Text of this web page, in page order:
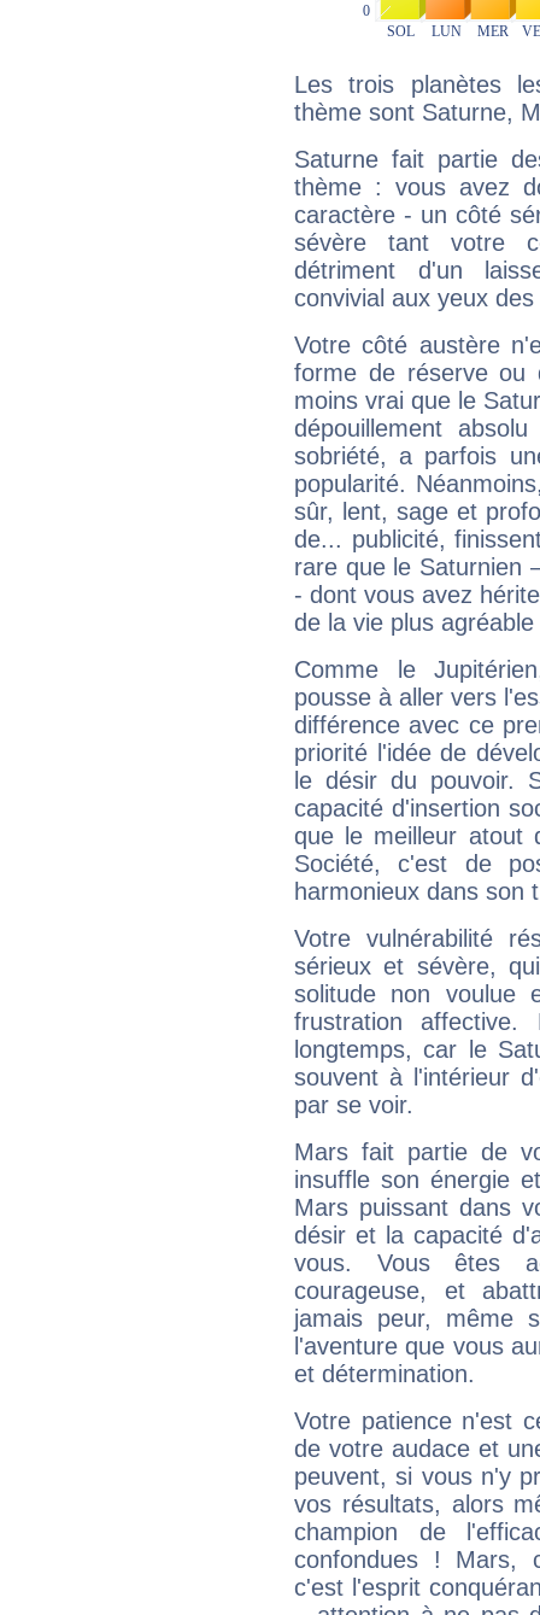
Les trois planètes
thème sont Saturne,
Saturne fait partie
thème : vous avez
caractère - un côté
sévère tant votre
détriment d'un
convivial aux yeux
Votre côté austère
forme de réserve
moins vrai que le
dépouillement
sobriété, a parfois
popularité.
sûr, lent, sage et
de... publicité,
rare que le Saturnien
- dont vous avez
de la vie plus
Comme le
pousse à aller vers
différence avec ce
priorité l'idée de
le désir du pouvoir.
capacité d'insertion
que le meilleur atout
Société, c'est de
harmonieux dans son
Votre vulnérabilité
sérieux et sévère,
solitude non voulue
frustration
longtemps, car le
souvent à l'intérieur
par se voir.
Mars fait partie de
insuffle son énergie
Mars puissant dans
désir et la capacité
vous. Vous êtes
courageuse, et
jamais peur, même
l'aventure que vous
et détermination.
Votre patience n'est
de votre audace et
peuvent, si vous n'y
vos résultats, alors
champion de
confondues ! Mars,
c'est l'esprit